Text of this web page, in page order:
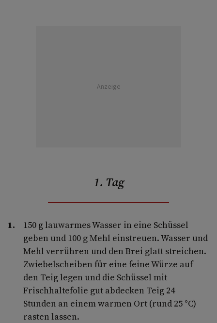
Anzeige
1. Tag
150 g lauwarmes Wasser in eine Schüssel
geben und 100 g Mehl einstreuen. Wasser und
Mehl verrühren und den Brei glatt streichen.
Zwiebelscheiben für eine feine Würze auf
den Teig legen und die Schüssel mit
Frischhaltefolie gut abdecken Teig 24
Stunden an einem warmen Ort (rund 25 °C)
rasten lassen.